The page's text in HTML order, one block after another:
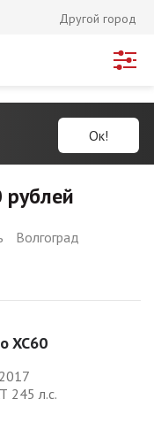
Другой город
Ок!
Волгоград
XC60
245 л.с.